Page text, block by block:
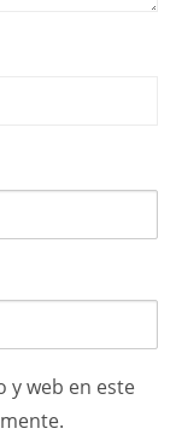
y web en este